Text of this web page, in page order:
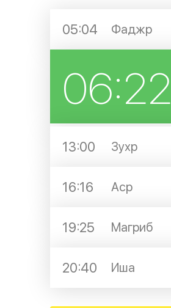
05:04 Фаджр
06:22
13:00 Зухр
16:16 Аср
19:25 Магриб
20:40 Иша